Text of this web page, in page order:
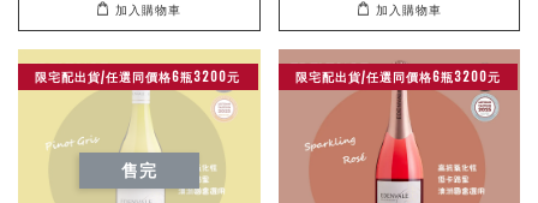
加入購物車 加入購物車
售完
限宅配出貨/任選同價格6瓶3200元 限宅配出貨/任選同價格6瓶3200元